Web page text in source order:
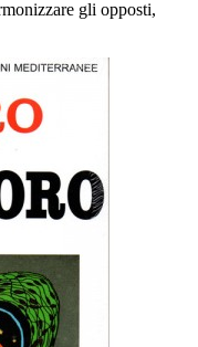
gli opposti,